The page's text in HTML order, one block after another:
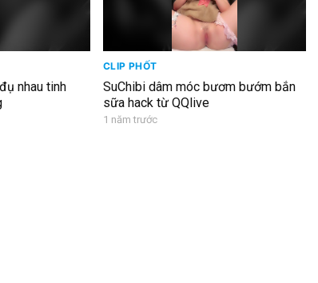
nhau tinh
CLIP PHỐT
SuChibi dâm móc bươm bướm bắn
sữa hack từ QQlive
1 năm trước